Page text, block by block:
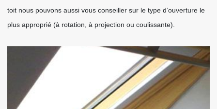
toit nous pouvons aussi vous conseiller sur le type d’ouverture le
plus approprié (à rotation, à projection ou coulissante).